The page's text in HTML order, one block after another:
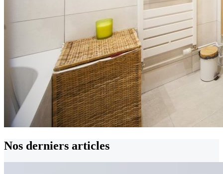
Nos derniers articles